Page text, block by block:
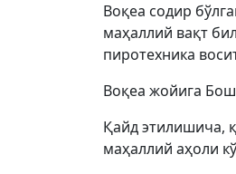
Воқеа содир
маҳаллий вақт
пиротехника
Воқеа жойига
Қайд этилишича,
маҳаллий аҳоли